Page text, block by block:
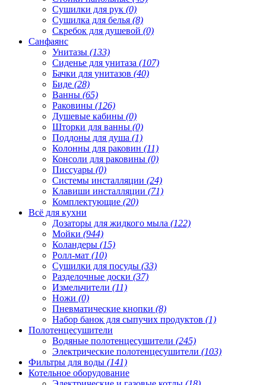
Сушилки для рук (0)
Сушилка для белья (8)
Скребок для душевой (0)
Санфаянс
Унитазы (133)
Сиденье для унитаза (107)
Бачки для унитазов (40)
Биде (28)
Ванны (65)
Раковины (126)
Душевые кабины (0)
Шторки для ванны (0)
Поддоны для душа (1)
Колонны для раковин (11)
Консоли для раковины (0)
Писсуары (0)
Системы инсталляции (24)
Клавиши инсталляции (71)
Комплектующие (20)
Всё для кухни
Дозаторы для жидкого мыла (122)
Мойки (944)
Коландеры (15)
Ролл-мат (10)
Сушилки для посуды (33)
Разделочные доски (37)
Измельчители (11)
Ножи (0)
Пневматические кнопки (8)
Набор банок для сыпучих продуктов (1)
Полотенцесушители
Водяные полотенцесушители (245)
Электрические полотенцесушители (103)
Фильтры для воды (141)
Котельное оборудование